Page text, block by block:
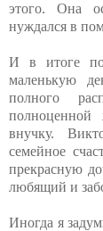
этого. Она
нуждался в
И в итоге
маленькую
полного
внучку.
семейное
прекрасную
любящий и
Иногда я